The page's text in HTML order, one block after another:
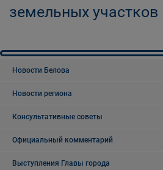
земельных участков
Новости Белова
Новости региона
Консультативные советы
Официальный комментарий
Выступления Главы города